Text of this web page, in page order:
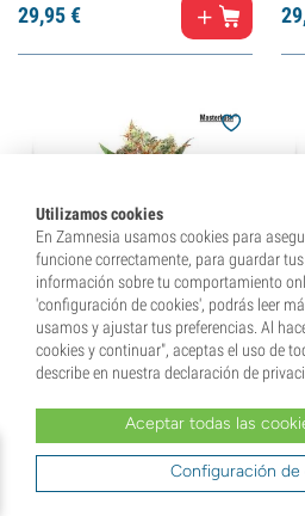
29,95€
Master Kush (Dutch
Passion) feminizada
(12)
34,95€
Utilizamos cookies
En Zamnesia usamos cookies para
funcione correctamente, para guardar
información sobre tu comportamiento
'configuración de cookies', podrás leer
usamos y ajustar tus preferencias. Al
cookies y continuar", aceptas el uso de
describe en nuestra declaración de
Aceptar todas las
Configuración de